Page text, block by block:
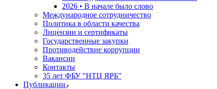
2026 • В начале было слово
Международное сотрудничество
Политика в области качества
Лицензии и сертификаты
Государственные закупки
Противодействие коррупции
Вакансии
Контакты
35 лет ФБУ "НТЦ ЯРБ"
Публикации